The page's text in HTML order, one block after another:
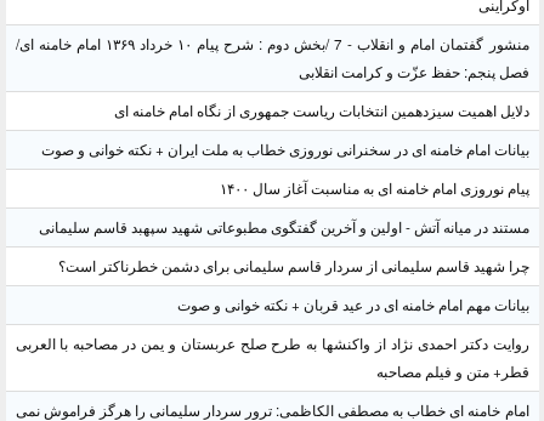
اوکراینی
منشور گفتمان امام و انقلاب - 7 /بخش دوم : شرح پیام ۱۰ خرداد ۱۳۶۹ امام خامنه ای/
فصل پنجم: حفظ عزّت و کرامت انقلابی
دلایل اهمیت سیزدهمین انتخابات ریاست جمهوری از نگاه امام خامنه ای
بیانات امام خامنه ای در سخنرانی نوروزی خطاب به ملت ایران + نکته خوانی و صوت
پیام نوروزی امام خامنه ای به مناسبت آغاز سال ۱۴۰۰
مستند در میانه آتش - اولین و آخرین گفتگوی مطبوعاتی شهید سپهبد قاسم سلیمانی
چرا شهید قاسم سلیمانی از سردار قاسم سلیمانی برای دشمن خطرناکتر است؟
بیانات مهم امام خامنه ای در عید قربان + نکته خوانی و صوت
روایت دکتر احمدی نژاد از واکنشها به طرح صلح عربستان و یمن در مصاحبه با العربی
قطر+ متن و فیلم مصاحبه
امام خامنه ای خطاب به مصطفی الکاظمی: ترور سردار سلیمانی را هرگز فراموش نمی